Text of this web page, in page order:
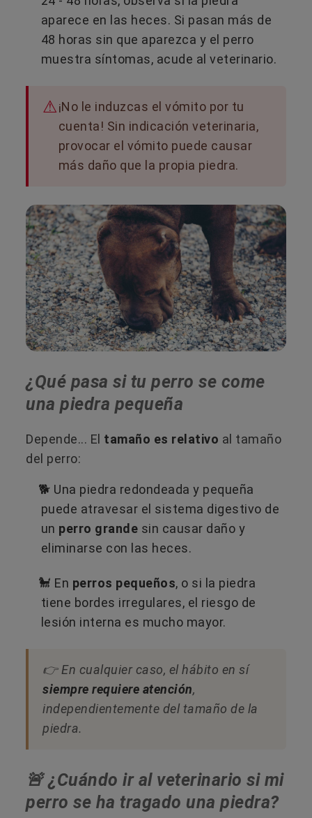
aparece en las heces. Si pasan más de
48 horas sin que aparezca y el perro
muestra síntomas, acude al veterinario.
¡No le induzcas el vómito por tu
cuenta! Sin indicación veterinaria,
provocar el vómito puede causar
más daño que la propia piedra.
¿Qué pasa si tu perro se come
una piedra pequeña
Depende... El tamaño es relativo al tamaño
del perro:
🐕 Una piedra redondeada y pequeña
puede atravesar el sistema digestivo de
un perro grande sin causar daño y
eliminarse con las heces.
🐩 En perros pequeños, o si la piedra
tiene bordes irregulares, el riesgo de
lesión interna es mucho mayor.
👉 En cualquier caso, el hábito en sí
siempre requiere atención,
independientemente del tamaño de la
piedra.
🚨 ¿Cuándo ir al veterinario si mi
perro se ha tragado una piedra?